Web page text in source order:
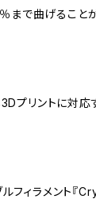
で曲げることが
プリントに対応
フィラメント『